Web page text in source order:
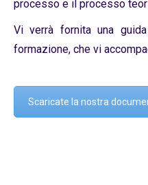
processo e il processo
Vi verrà fornita una
formazione, che vi
Scaricate la nostra